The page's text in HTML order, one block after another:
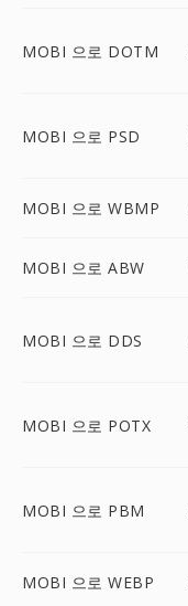
MOBI 으로 DOTM
MOBI 으로 PSD
MOBI 으로 WBMP
MOBI 으로 ABW
MOBI 으로 DDS
MOBI 으로 POTX
MOBI 으로 PBM
MOBI 으로 WEBP